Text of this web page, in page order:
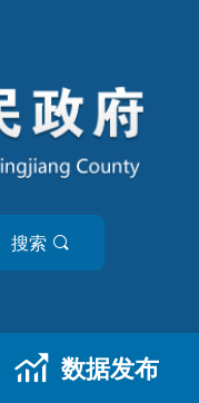
搜索
数据发布